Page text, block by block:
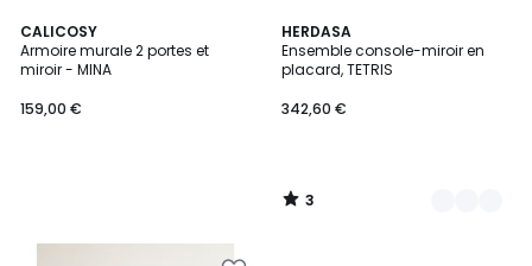
CALICOSY
Armoire murale 2 portes et
miroir - MINA
159,00 €
HERDASA
Ensemble console-miroir en
placard, TETRIS
342,60 €
3
/
5
4
Couleurs
3
/